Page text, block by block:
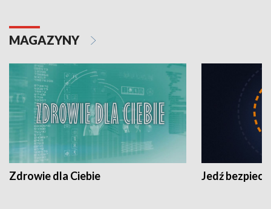
MAGAZYNY
Zdrowie dla Ciebie Jedź